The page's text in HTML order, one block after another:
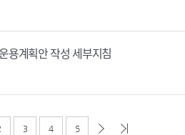
용계획안 작성 세부지침
3 4 5